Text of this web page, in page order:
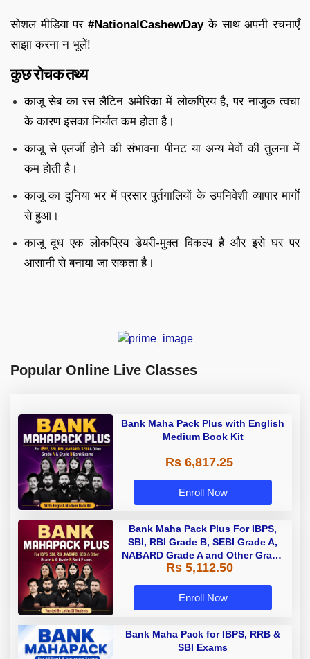
सोशल मीडिया पर#NationalCashewDayके साथ अपनी रचनाएँ
साझा करना न भूलें!
कुछ रोचक तथ्य
काजू सेब का रस लैटिन अमेरिका में लोकप्रिय है, पर नाजुक त्वचा
के कारण इसका निर्यात कम होता है।
काजू से एलर्जी होने की संभावना पीनट या अन्य मेवों की तुलना में
कम होती है।
काजू का दुनिया भर में प्रसार पुर्तगालियों के उपनिवेशी व्यापार मार्गों
से हुआ।
काजू दूध एक लोकप्रिय डेयरी-मुक्त विकल्प है और इसे घर पर
आसानी से बनाया जा सकता है।
Popular Online Live Classes
Bank Maha Pack Plus with English
Medium Book Kit
Rs 6,817.25
Enroll Now
Bank Maha Pack Plus For IBPS,
SBI, RBI Grade B, SEBI Grade A,
NABARD Grade A and Other Grade
A & Grade B Bank Exams
Rs 5,112.50
Enroll Now
Bank Maha Pack for IBPS, RRB &
SBI Exams